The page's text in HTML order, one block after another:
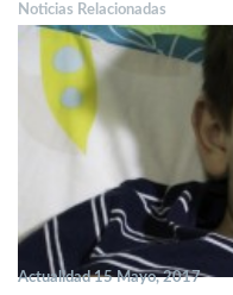
Noticias Relacionadas
Actualidad 15 Mayo, 2017